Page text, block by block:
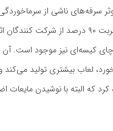
سرفه‌های ناشی از
بین می‌برد. به طوری که پس از ۱۲ روز مصرف این
کیسه‌ای نیز موجود است. آن
لعاب بیشتری تولید می‌کند و
که البته با نوشیدن مایعات